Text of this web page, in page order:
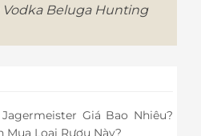
Vodka Beluga Hunting
Giá Bao Nhiêu?